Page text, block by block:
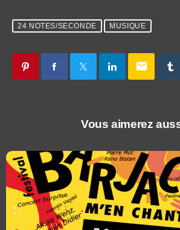
24 NOTES/SECONDE MUSIQUE
email
Vous aimerez